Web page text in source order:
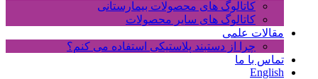
کاتالوگ های محصولات بیمارستانی
کاتالوگ های سایر محصولات
مقالات علمی
چرا از دستبند پلاستیکی استفاده می کنم؟
تماس با ما
English